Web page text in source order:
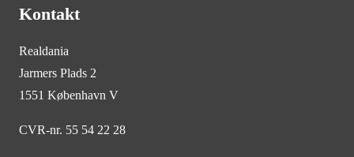
Kontakt
Realdania
Jarmers Plads 2
1551 København V
CVR-nr. 55 54 22 28